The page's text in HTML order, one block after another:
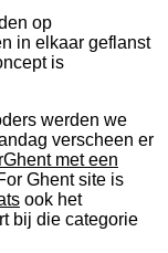
op
in elkaar geflanst
is
werden we
verscheen er
met een
Ghent site is
ook het
bij die categorie